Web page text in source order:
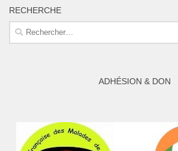
RECHERCHE
Rechercher :
ADHÉSION & DON